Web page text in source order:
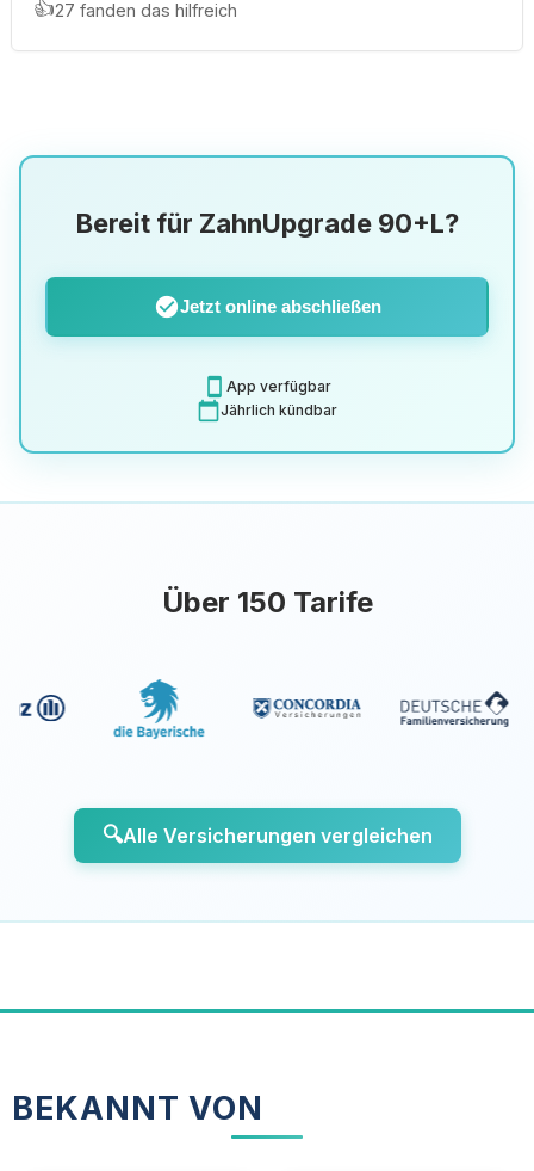
👍27 fanden das hilfreich
Bereit für ZahnUpgrade 90+L?
check_circleJetzt online abschließen
smartphone App verfügbar
calendar_todayJährlich kündbar
Über 150 Tarife
🔍Alle Versicherungen vergleichen
BEKANNT VON